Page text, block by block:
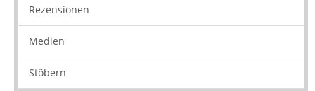
Rezensionen
Medien
Stöbern